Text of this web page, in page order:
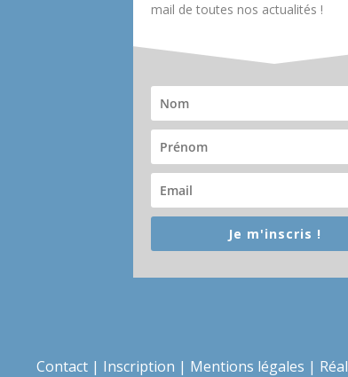
mail de toutes nos actualités !
Je m'inscris !
Contact| Inscription | Mentions légales |